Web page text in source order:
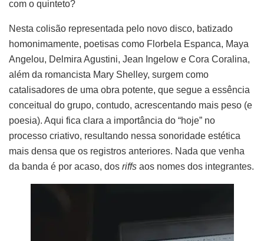
com o quinteto?
Nesta colisão representada pelo novo disco, batizado
homonimamente, poetisas como Florbela Espanca, Maya
Angelou, Delmira Agustini, Jean Ingelow e Cora Coralina,
além da romancista Mary Shelley, surgem como
catalisadores de uma obra potente, que segue a essência
conceitual do grupo, contudo, acrescentando mais peso (e
poesia). Aqui fica clara a importância do “hoje” no
processo criativo, resultando nessa sonoridade estética
mais densa que os registros anteriores. Nada que venha
da banda é por acaso, dos riffs aos nomes dos integrantes.